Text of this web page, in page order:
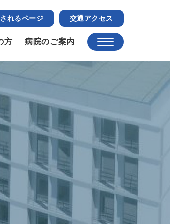
れるページ 交通アクセス
方 病院のご案内